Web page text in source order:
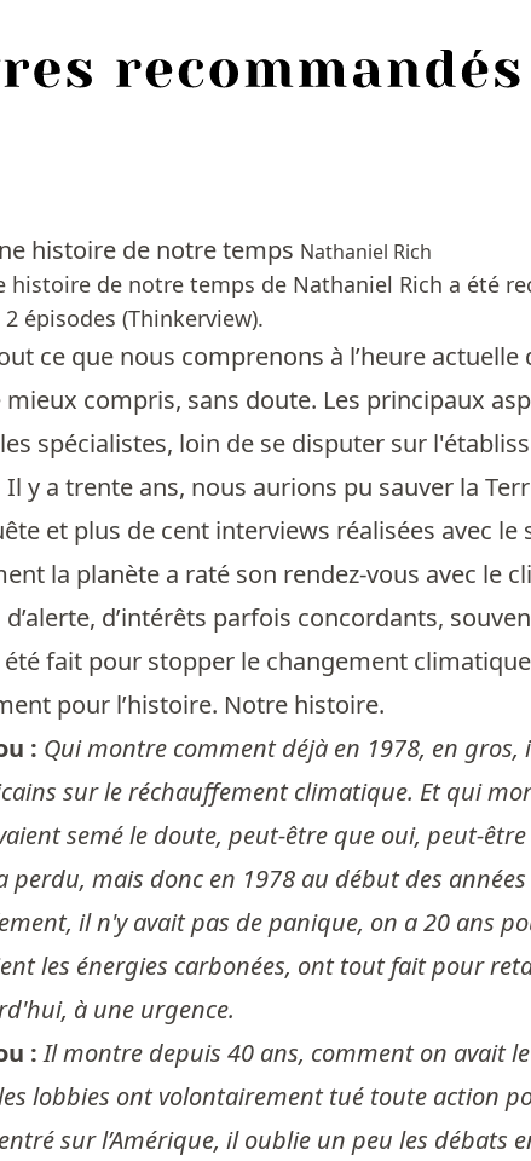
histoire de notre temps Nathaniel Rich
histoire de notre temps de Nathaniel Rich a été
épisodes (Thinkerview).
ce que nous comprenons à l’heure
compris, sans doute. Les principaux
spécialistes, loin de se disputer sur
y a trente ans, nous aurions pu sauver la
et plus de cent interviews réalisées avec
la planète a raté son rendez-vous avec le
d’intérêts parfois concordants,
été fait pour stopper le changement
pour l’histoire. Notre histoire.
: Qui montre comment déjà en 1978, en
sur le réchauffement climatique. Et qui
semé le doute, peut-être que oui, peut-
perdu, mais donc en 1978 au début des
il n'y avait pas de panique, on a 20 ans
les énergies carbonées, ont tout fait pour
à une urgence.
:Il montre depuis 40 ans, comment on avait
lobbies ont volontairement tué toute action
sur l’Amérique, il oublie un peu les débats